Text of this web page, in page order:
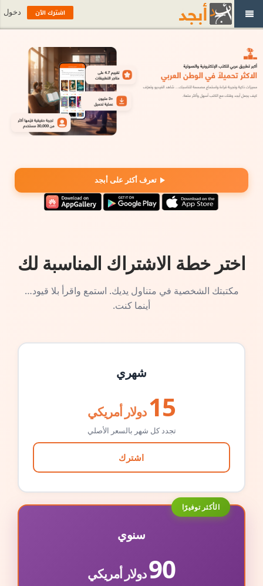
تعرف أكثر على أبجد
اختر خطة الاشتراك المناسبة لك
مكتبتك الشخصية في متناول يديك. استمع واقرأ بلا قيود…
أينما كنت.
شهري
15 دولار أمريكي
تجدد كل شهر بالسعر الأصلي
اشترك
الأكثر توفيرًا
سنوي
90دولار أمريكي
اشترك الآن دخول